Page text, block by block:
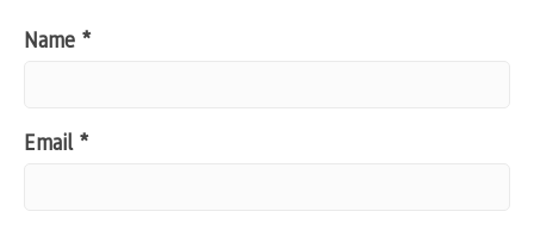
Name *
Email *